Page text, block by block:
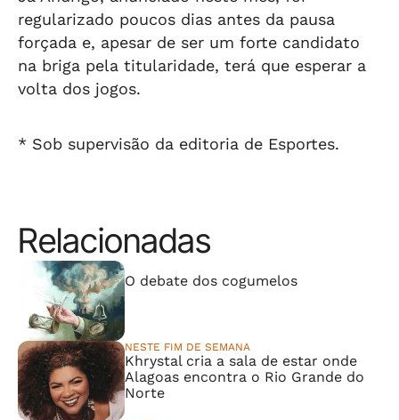
regularizado poucos dias antes da pausa
forçada e, apesar de ser um forte candidato
na briga pela titularidade, terá que esperar a
volta dos jogos.
* Sob supervisão da editoria de Esportes.
Relacionadas
O debate dos cogumelos
NESTE FIM DE SEMANA
Khrystal cria a sala de estar onde
Alagoas encontra o Rio Grande do
Norte